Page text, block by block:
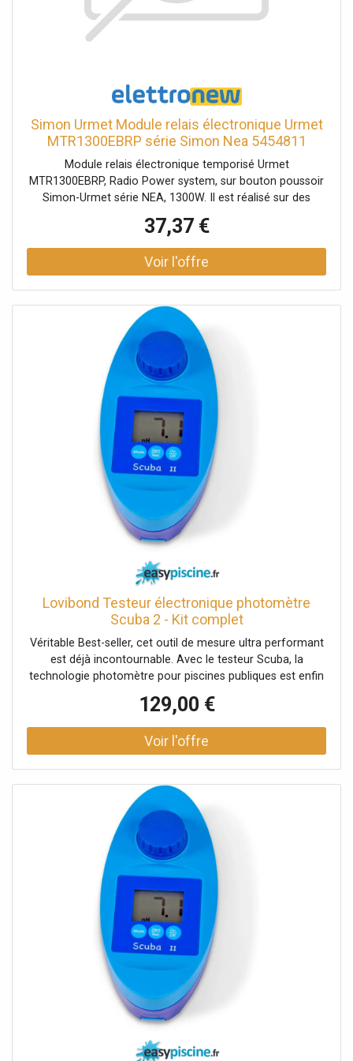
Simon Urmet Module relais électronique Urmet
MTR1300EBRP série Simon Nea 5454811
Module relais électronique temporisé Urmet
MTR1300EBRP, Radio Power system, sur bouton poussoir
Simon-Urmet série NEA, 1300W. Il est réalisé sur des
contrôler les lumières et autres automatismes,
notamment : Serrures électriques Système d'irrigation
Portails motorisés Ventilateurs d'aspiration
37,37 €
Lovibond Testeur électronique photomètre
Scuba 2 - Kit complet
Véritable Best-seller, cet outil de mesure ultra performant
est déjà incontournable. Avec le testeur Scuba, la
technologie photomètre pour piscines publiques est enfin
disponible pour les piscines privées ! Contrôlez avec
précision la qualité de votre eau Scuba II mesure les
niveaux de chlore libre, chlore total, brome, pH, acide
cyanurique (stabilisant) et alcalinité. Plus précis que les
bandelettes d'analyse et tests colorimétriques, Scuba
LCD. Fonctionnement du testeur électronique Scuba 2 Il
suffit de plonger l'appareil d'analyse dans l'eau de la
piscine et la chambre de mesure intégrée se remplit.
Ensuite, ajoutez une pastille de réactif. Vous obtiendrez
alors une coloration caractéristique qui sera mesurée
selon le principe de la photométrie et s'affichera sous
forme de valeur de mesure. L'échantillon d'eau est
analysé selon le principe de la photométrie.
Caractéristiques photomètre SCUBA II Scuba II
fonctionne avec deux piles Etanche, il flotte si vous le
faites tomber dans l'eau Très léger, il ne pèse que 165
grammes Le photomètre s'éteint automatiquement après
5 minutes de non utilisation Fonctionne de 5 à 40°C
Design moderne et ergonomique Facile à manipuler grâce
à ses 3 boutons digitaux. Dimensions : 145 x 70 x 45 mm
Echelle de mesure Chlore : 0,1 à 6,0 mg/L pH : 6.5- 8.4
Acide cyanurique (Stab) : 1- 160 mg/ L. Alcalinité (TAC) : 0
129,00 €